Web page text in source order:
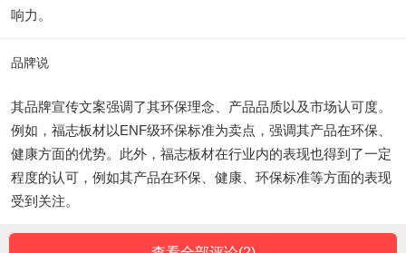
响力。
品牌说
其品牌宣传文案强调了其环保理念、产品品质以及市场认可度。
例如，福志板材以ENF级环保标准为卖点，强调其产品在环保、
健康方面的优势。此外，福志板材在行业内的表现也得到了一定
程度的认可，例如其产品在环保、健康、环保标准等方面的表现
受到关注。